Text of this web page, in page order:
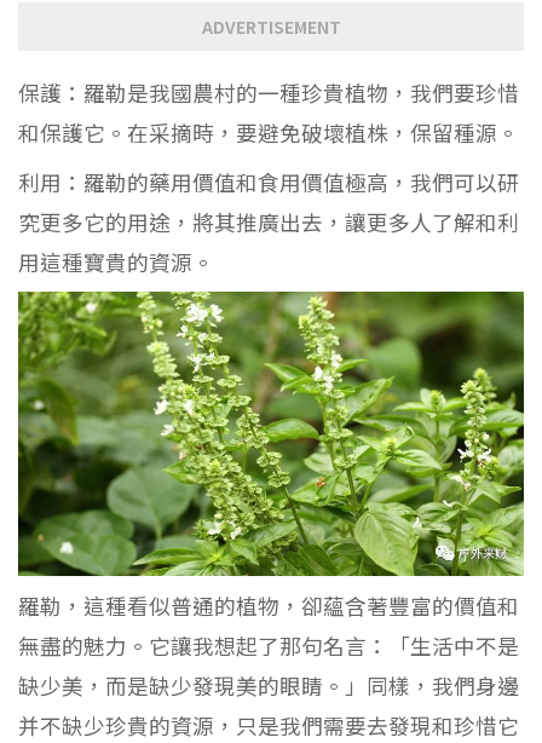
ADVERTISEMENT
保護：羅勒是我國農村的一種珍貴植物，我們要珍惜
和保護它。在采摘時，要避免破壞植株，保留種源。
利用：羅勒的藥用價值和食用價值極高，我們可以研
究更多它的用途，將其推廣出去，讓更多人了解和利
用這種寶貴的資源。
羅勒，這種看似普通的植物，卻蘊含著豐富的價值和
無盡的魅力。它讓我想起了那句名言：「生活中不是
缺少美，而是缺少發現美的眼睛。」同樣，我們身邊
并不缺少珍貴的資源，只是我們需要去發現和珍惜它